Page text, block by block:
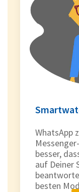
WhatsApp
besser,
auf Deiner
besten